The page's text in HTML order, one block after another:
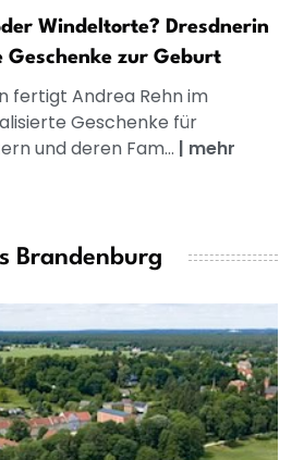
Windeltorte? Dresdnerin
zur Geburt
fertigt Andrea Rehn im
Geschenke für
und deren Fam... | mehr
Brandenburg